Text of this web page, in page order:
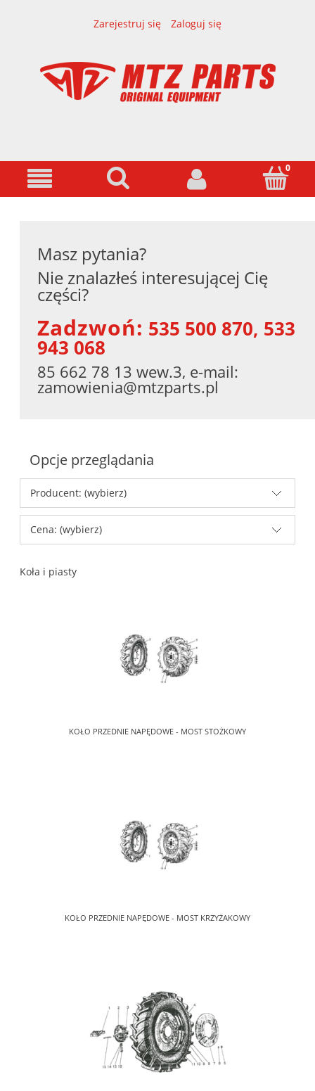
Zarejestruj się Zaloguj się
Masz pytania?
Nie znalazłeś interesującej Cię
części?
Zadzwoń: 535 500 870, 533
943 068
85 662 78 13 wew.3, e-mail:
zamowienia@mtzparts.pl
Opcje przeglądania
Producent: (wybierz)
Cena: (wybierz)
Koła i piasty
KOŁO PRZEDNIE NAPĘDOWE - MOST STOŻKOWY
KOŁO PRZEDNIE NAPĘDOWE - MOST KRZYŻAKOWY